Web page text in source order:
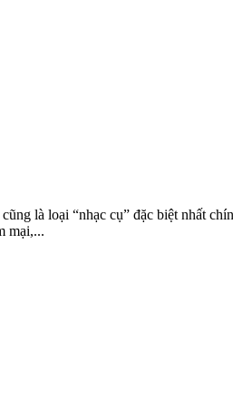
là loại “nhạc cụ” đặc biệt nhất
mại,...